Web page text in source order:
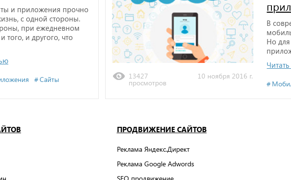
и приложения прочно
с одной стороны.
при ежедневном
того, и другого, что
Сайты 13427
просмотров
10 ноября 2016 г.
В
Но
ПРОДВИЖЕНИЕ САЙТОВ
Реклама Яндекс.Директ
Реклама Google Adwords